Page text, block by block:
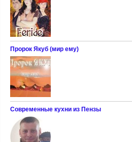
Пророк Якуб (мир ему)
Современные кухни из Пензы